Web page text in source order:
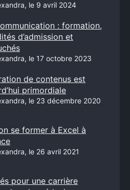
le 9 avril 2024
: formation,
d’admission et
le 17 octobre 2023
de contenus est
primordiale
le 23 décembre 2020
se former à Excel à
le 26 avril 2021
pour une carrière